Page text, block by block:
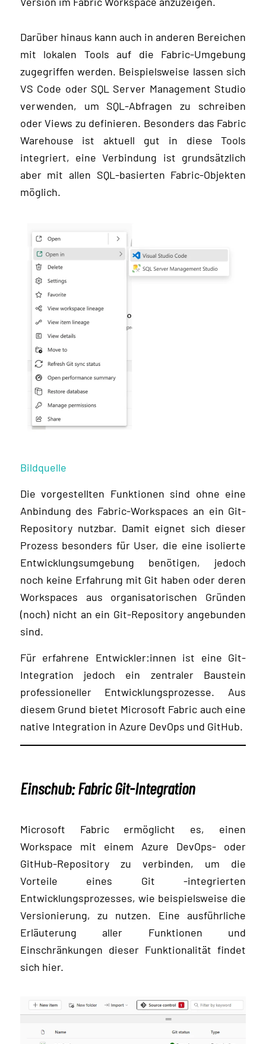
Darüber hinaus kann auch in anderen Bereichen
mit lokalen Tools auf die Fabric-Umgebung
zugegriffen werden. Beispielsweise lassen sich
VS Code oder SQL Server Management Studio
verwenden, um SQL-Abfragen zu schreiben
oder Views zu definieren. Besonders das Fabric
Warehouse ist aktuell gut in diese Tools
integriert, eine Verbindung ist grundsätzlich
aber mit allen SQL-basierten Fabric-Objekten
möglich.
Bildquelle
Die vorgestellten Funktionen sind ohne eine
Anbindung des Fabric-Workspaces an ein Git-
Repository nutzbar. Damit eignet sich dieser
Prozess besonders für User, die eine isolierte
Entwicklungsumgebung benötigen, jedoch
noch keine Erfahrung mit Git haben oder deren
Workspaces aus organisatorischen Gründen
(noch) nicht an ein Git-Repository angebunden
sind.
Für erfahrene Entwickler:innen ist eine Git-
Integration jedoch ein zentraler Baustein
professioneller Entwicklungsprozesse. Aus
diesem Grund bietet Microsoft Fabric auch eine
native Integration in Azure DevOps und GitHub.
Einschub: Fabric Git-Integration
Microsoft Fabric ermöglicht es, einen
Workspace mit einem Azure DevOps- oder
GitHub-Repository zu verbinden, um die
Vorteile eines Git -integrierten
Entwicklungsprozesses, wie beispielsweise die
Versionierung, zu nutzen. Eine ausführliche
Erläuterung aller Funktionen und
Einschränkungen dieser Funktionalität findet
sich hier.